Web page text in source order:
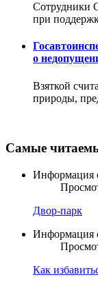
Сотрудники
при
о
Взяткой
природы,
Самые
Информация
Двор-парк
Информация
Как